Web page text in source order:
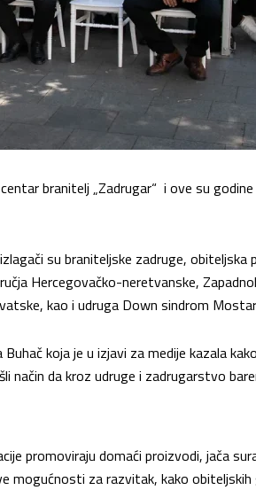
branitelj „Zadrugar“ i ove su
su braniteljske zadruge, obiteljska
Hercegovačko-neretvanske,
kao i udruga Down sindrom
koja je u izjavi za medije kazala
način da kroz udruge i zadrugarstvo
promoviraju domaći proizvodi, jača
mogućnosti za razvitak, kako